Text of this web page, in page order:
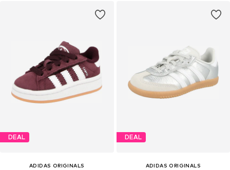
DEAL
ADIDAS ORIGINALS
DEAL
ADIDAS ORIGINALS